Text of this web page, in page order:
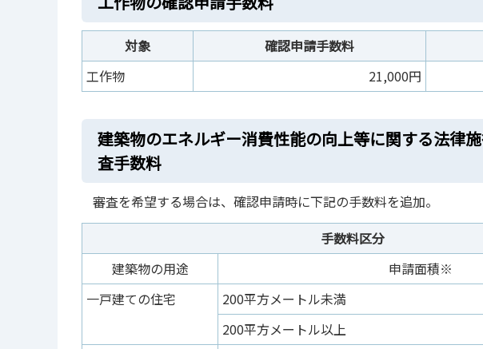
対象 確認申請手数料
工作物
21,000円
建築物のエネルギー消費性能の向上等に関する法律
査手数料
審査を希望する場合は、確認申請時に下記の手数料を追加。
手数料区分
建築物の用途
申請面積※
一戸建ての住宅
200平方メートル未満
200平方メートル以上